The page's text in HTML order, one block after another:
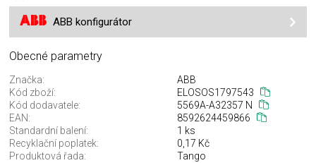
ABB konfigurátor
Obecné parametry
Značka:
ABB
Kód zboží:
ELOSOS1797543
Kód dodavatele:
5569A-A32357 N
EAN:
8592624459866
Standardní balení:
1 ks
Recyklační poplatek:
0,17 Kč
Produktová řada:
Tango